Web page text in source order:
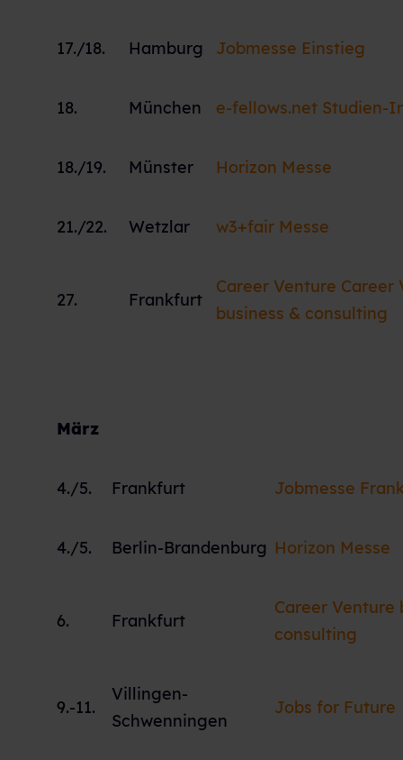
17./18. Hamburg Jobmesse Einstieg
18. München e-fellows.net Studien-
18./19. Münster Horizon Messe
21./22. Wetzlar w3+fair Messe
27. Frankfurt
Career Venture Career
business & consulting
März
4./5. Frankfurt Jobmesse
4./5. Berlin-Brandenburg Horizon Messe
6. Frankfurt
Career Venture
consulting
9.-11.
Villingen-
Schwenningen
Jobs for Future